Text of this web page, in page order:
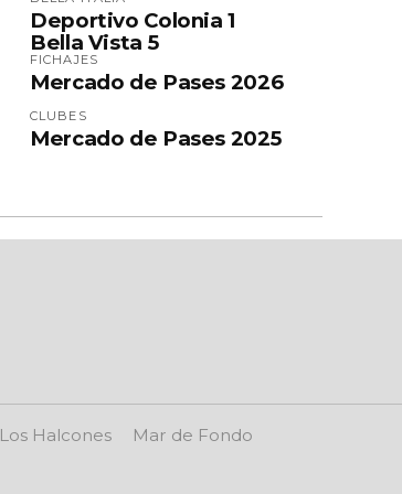
Deportivo Colonia 1
Bella Vista 5
FICHAJES
Mercado de Pases 2026
CLUBES
Mercado de Pases 2025
Los Halcones
Mar de Fondo